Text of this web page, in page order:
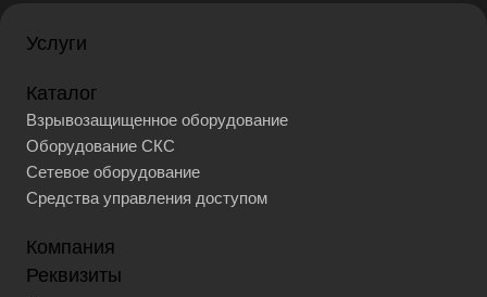
Услуги
Каталог
Взрывозащищенное оборудование
Оборудование СКС
Сетевое оборудование
Средства управления доступом
Компания
Реквизиты